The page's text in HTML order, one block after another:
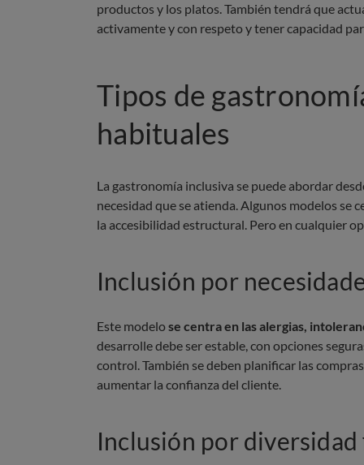
productos y los platos. También tendrá que
activamente y con respeto y tener capacidad
Tipos de
habituales
La gastronomía inclusiva se puede abordar
necesidad que se atienda. Algunos modelos se
la accesibilidad estructural. Pero en cualquier
Inclusión por
Este modelose centra en las alergias,
desarrolle debe ser estable, con opciones
control. También se deben planificar las
aumentar la confianza del cliente.
Inclusión por